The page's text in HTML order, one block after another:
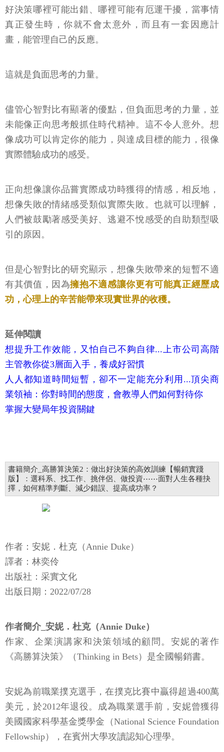
好決策哪裡可能出錯、哪裡可能有厄運干擾，當事情
真正發生時，你就不會太意外，而且有一套因應計
畫，能管理自己的反應。
這就是負面思考的力量。
儘管心智對比有顯著的優點，但負面思考的力量，並
未能像正向思考般抓住時代精神。這不令人意外。想
像成功可以肯定你的能力，與達成目標的能力，很像
實際體驗成功的感受。
正向想像讓你品嘗實際成功時獲得的情感，相反地，
想像失敗的情緒感受類似實際失敗。也就可以理解，
人們被鼓勵著感受美好、逃避不悅感受的自助類型吸
引的原因。
但是心智對比的研究顯示，想像失敗帶來的短暫不適
有其價值，因為擁抱不適感讓你更有可能真正經歷成
功，心理上的辛苦能帶來現實世界的收穫。
延伸閱讀
想提升工作效能，又怕自己不夠自律...上市公司高階
主管教你從3層面入手，養成好習慣
人人都知道時間短暫，卻不一定能充分利用...頂尖商
業領袖：你對時間的態度，會教導人們如何對待你
掌握大變局年投資關鍵
書籍簡介_高勝算決策2：做出好決策的高效訓練【暢銷實踐
版】：選科系、找工作、挑伴侶、做投資⋯⋯面對人生各種抉
擇，如何精準判斷、減少錯誤、提高成功率？
作者：安妮．杜克（Annie Duke）
譯者：林奕伶
出版社：采實文化
​​出版日期：2022/07/28
作者簡介_安妮．杜克（Annie Duke）
作家、企業演講家和決策領域的顧問。安妮的著作
《高勝算決策》（Thinking in Bets）是全國暢銷書。
安妮為前職業撲克選手，在撲克比賽中贏得超過400萬
美元，於2012年退役。成為職業選手前，安妮曾獲得
美國國家科學基金獎學金（National Science Foundation
Fellowship），在賓州大學攻讀認知心理學。